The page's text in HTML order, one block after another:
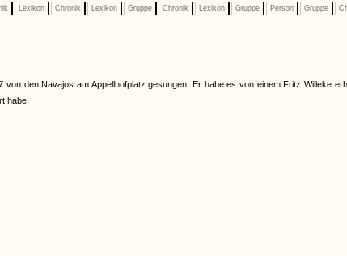
Lexikon Chronik Lexikon Gruppe Chronik Lexikon Gruppe Person Gruppe
den Navajos am Appellhofplatz gesungen. Er habe es von einem Fritz Willeke
habe.